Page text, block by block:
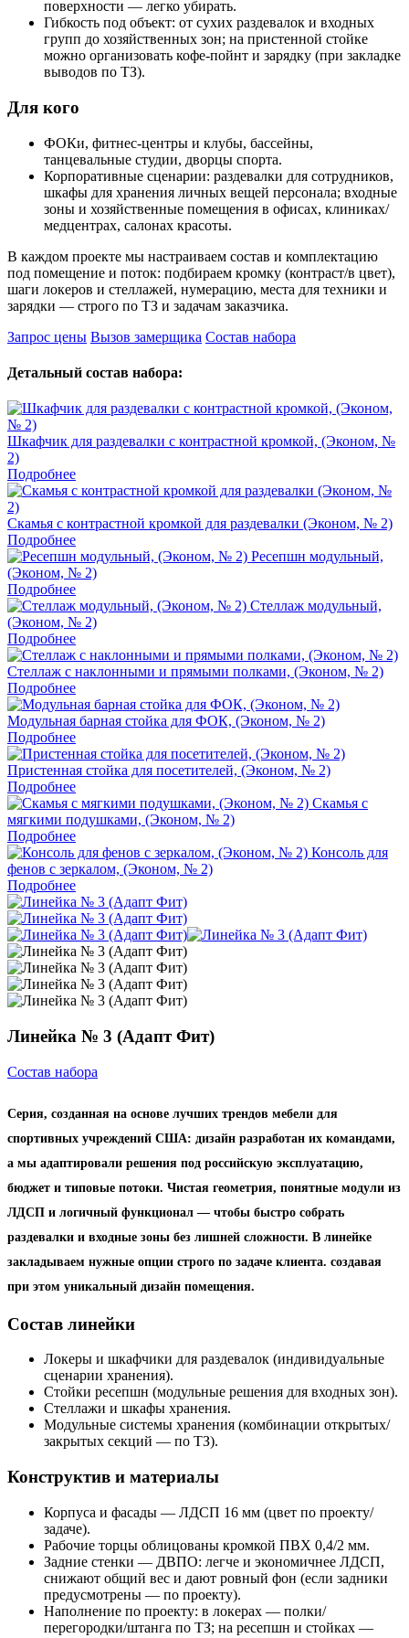
поверхности — легко убирать.
Гибкость под объект: от сухих раздевалок и входных
групп до хозяйственных зон; на пристенной стойке
можно организовать кофе‑пойнт и зарядку (при закладке
выводов по ТЗ).
Для кого
ФОКи, фитнес‑центры и клубы, бассейны,
танцевальные студии, дворцы спорта.
Корпоративные сценарии: раздевалки для сотрудников,
шкафы для хранения личных вещей персонала; входные
зоны и хозяйственные помещения в офисах, клиниках/
медцентрах, салонах красоты.
В каждом проекте мы настраиваем состав и комплектацию
под помещение и поток: подбираем кромку (контраст/в цвет),
шаги локеров и стеллажей, нумерацию, места для техники и
зарядки — строго по ТЗ и задачам заказчика.
Запрос цены Вызов замерщика Состав набора
Детальный состав набора:
Шкафчик для раздевалки с контрастной кромкой, (Эконом, №
2)
Подробнее
Скамья с контрастной кромкой для раздевалки (Эконом, № 2)
Подробнее
Ресепшн модульный,
(Эконом, № 2)
Подробнее
Стеллаж модульный,
(Эконом, № 2)
Подробнее
Стеллаж с наклонными и прямыми полками, (Эконом, № 2)
Подробнее
Модульная барная стойка для ФОК, (Эконом, № 2)
Подробнее
Пристенная стойка для посетителей, (Эконом, № 2)
Подробнее
Скамья с
мягкими подушками, (Эконом, № 2)
Подробнее
Консоль для
фенов с зеркалом, (Эконом, № 2)
Подробнее
Линейка № 3 (Адапт Фит)
Состав набора
Серия, созданная на основе лучших трендов мебели для
спортивных учреждений США: дизайн разработан их командами,
а мы адаптировали решения под российскую эксплуатацию,
бюджет и типовые потоки. Чистая геометрия, понятные модули из
ЛДСП и логичный функционал — чтобы быстро собрать
раздевалки и входные зоны без лишней сложности. В линейке
закладываем нужные опции строго по задаче клиента. создавая
при этом уникальный дизайн помещения.
Состав линейки
Локеры и шкафчики для раздевалок (индивидуальные
сценарии хранения).
Стойки ресепшн (модульные решения для входных зон).
Стеллажи и шкафы хранения.
Модульные системы хранения (комбинации открытых/
закрытых секций — по ТЗ).
Конструктив и материалы
Корпуса и фасады — ЛДСП 16 мм (цвет по проекту/
задаче).
Рабочие торцы облицованы кромкой ПВХ 0,4/2 мм.
Задние стенки — ДВПО: легче и экономичнее ЛДСП,
снижают общий вес и дают ровный фон (если задники
предусмотрены — по проекту).
Наполнение по проекту: в локерах — полки/
перегородки/штанга по ТЗ; на ресепшн и стойках —